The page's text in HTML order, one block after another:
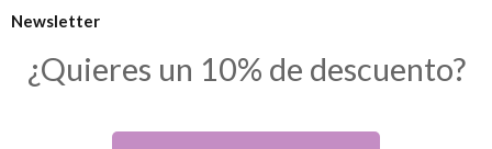
Newsletter
¿Quieres un 10% de descuento?